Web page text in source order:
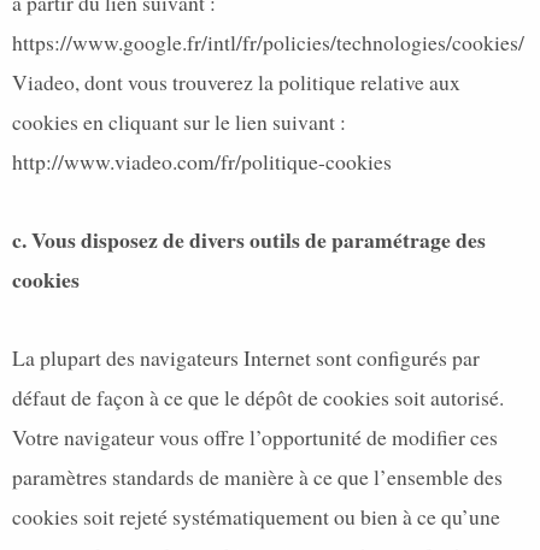
https://www.google.fr/intl/fr/policies/technologies/cookies/
Viadeo, dont vous trouverez la politique relative aux
cookies en cliquant sur le lien suivant :
http://www.viadeo.com/fr/politique-cookies
c. Vous disposez de divers outils de paramétrage des
cookies
La plupart des navigateurs Internet sont configurés par
défaut de façon à ce que le dépôt de cookies soit autorisé.
Votre navigateur vous offre l’opportunité de modifier ces
paramètres standards de manière à ce que l’ensemble des
cookies soit rejeté systématiquement ou bien à ce qu’une